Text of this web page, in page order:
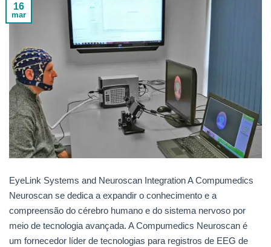
16
mar
EyeLink Systems and Neuroscan Integration A Compumedics
Neuroscan se dedica a expandir o conhecimento e a
compreensão do cérebro humano e do sistema nervoso por
meio de tecnologia avançada. A Compumedics Neuroscan é
um fornecedor líder de tecnologias para registros de EEG de